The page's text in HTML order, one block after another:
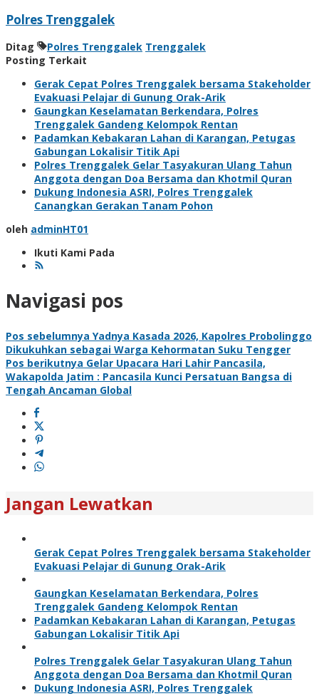
Polres Trenggalek
Ditag Polres Trenggalek Trenggalek
Posting Terkait
Gerak Cepat Polres Trenggalek bersama Stakeholder
Evakuasi Pelajar di Gunung Orak-Arik
Gaungkan Keselamatan Berkendara, Polres
Trenggalek Gandeng Kelompok Rentan
Padamkan Kebakaran Lahan di Karangan, Petugas
Gabungan Lokalisir Titik Api
Polres Trenggalek Gelar Tasyakuran Ulang Tahun
Anggota dengan Doa Bersama dan Khotmil Quran
Dukung Indonesia ASRI, Polres Trenggalek
Canangkan Gerakan Tanam Pohon
oleh adminHT01
Ikuti Kami Pada
Navigasi pos
Pos sebelumnya Yadnya Kasada 2026, Kapolres Probolinggo
Dikukuhkan sebagai Warga Kehormatan Suku Tengger
Pos berikutnya Gelar Upacara Hari Lahir Pancasila,
Wakapolda Jatim : Pancasila Kunci Persatuan Bangsa di
Tengah Ancaman Global
Jangan Lewatkan
Gerak Cepat Polres Trenggalek bersama Stakeholder
Evakuasi Pelajar di Gunung Orak-Arik
Gaungkan Keselamatan Berkendara, Polres
Trenggalek Gandeng Kelompok Rentan
Padamkan Kebakaran Lahan di Karangan, Petugas
Gabungan Lokalisir Titik Api
Polres Trenggalek Gelar Tasyakuran Ulang Tahun
Anggota dengan Doa Bersama dan Khotmil Quran
Dukung Indonesia ASRI, Polres Trenggalek